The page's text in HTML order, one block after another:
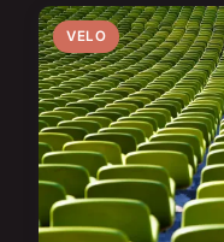
VELO